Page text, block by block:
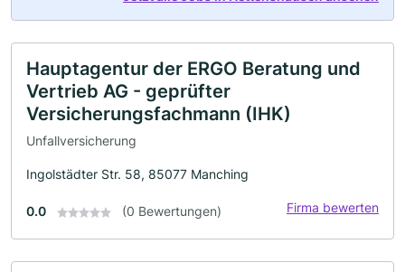
Hauptagentur der ERGO Beratung und
Vertrieb AG - geprüfter
Versicherungsfachmann (IHK)
Unfallversicherung
Ingolstädter Str. 58, 85077 Manching
0.0 (0 Bewertungen) Firma bewerten